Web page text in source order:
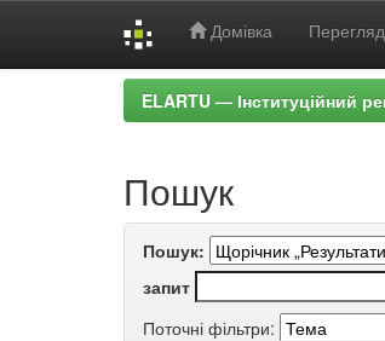
Домівка Перегляд
ELARTU — Інституційний
Пошук
Пошук:
запит
Поточні фільтри: